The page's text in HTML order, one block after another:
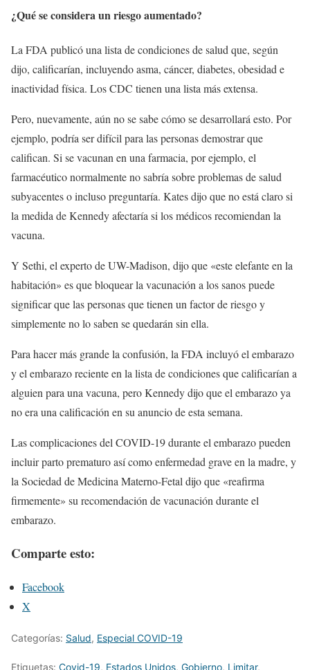
¿Qué se considera un riesgo aumentado?
La FDA publicó una lista de condiciones de salud que, según
dijo, calificarían, incluyendo asma, cáncer, diabetes, obesidad e
inactividad física. Los CDC tienen una lista más extensa.
Pero, nuevamente, aún no se sabe cómo se desarrollará esto. Por
ejemplo, podría ser difícil para las personas demostrar que
califican. Si se vacunan en una farmacia, por ejemplo, el
farmacéutico normalmente no sabría sobre problemas de salud
subyacentes o incluso preguntaría. Kates dijo que no está claro si
la medida de Kennedy afectaría si los médicos recomiendan la
vacuna.
Y Sethi, el experto de UW-Madison, dijo que «este elefante en la
habitación» es que bloquear la vacunación a los sanos puede
significar que las personas que tienen un factor de riesgo y
simplemente no lo saben se quedarán sin ella.
Para hacer más grande la confusión, la FDA incluyó el embarazo
y el embarazo reciente en la lista de condiciones que calificarían a
alguien para una vacuna, pero Kennedy dijo que el embarazo ya
no era una calificación en su anuncio de esta semana.
Las complicaciones del COVID-19 durante el embarazo pueden
incluir parto prematuro así como enfermedad grave en la madre, y
la Sociedad de Medicina Materno-Fetal dijo que «reafirma
firmemente» su recomendación de vacunación durante el
embarazo.
Comparte esto:
Facebook
X
Categorías: Salud, Especial COVID-19
Etiquetas: Covid-19, Estados Unidos, Gobierno, Limitar,